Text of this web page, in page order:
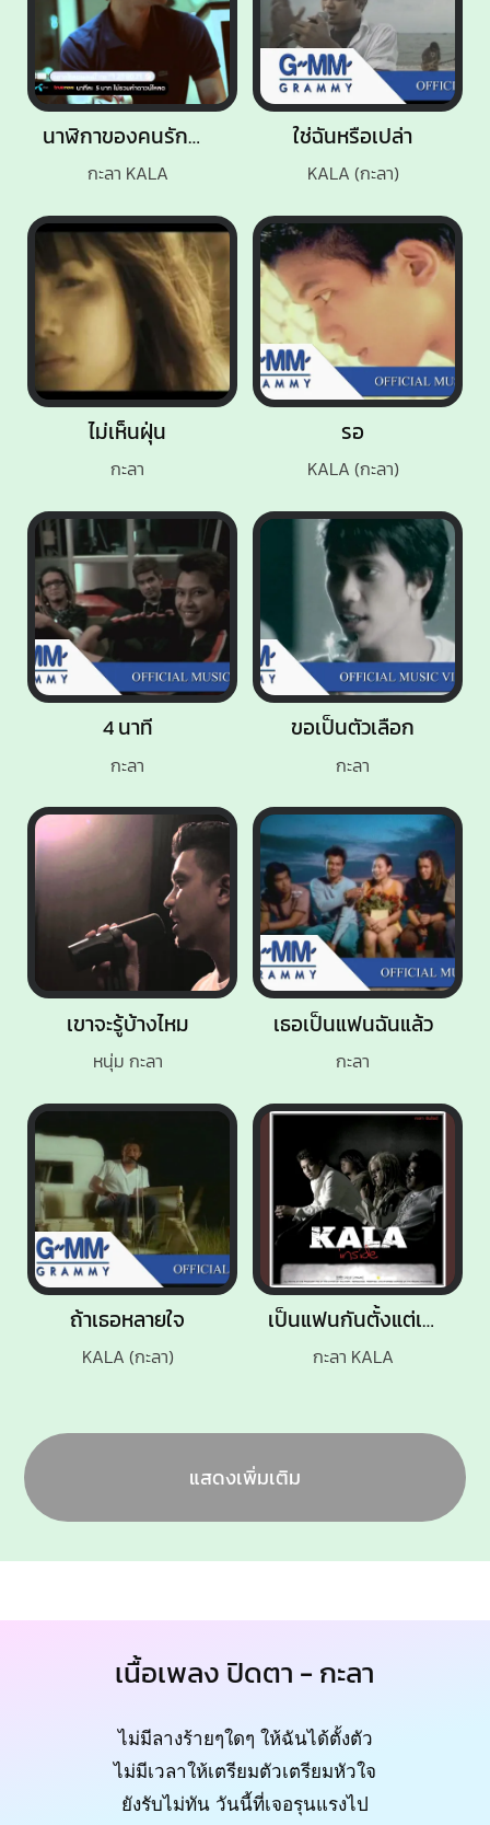
เธอเป็นแฟนฉันแล้ว
กะลา
ขอเป็นตัวเลือก
กะลา
ไม่เห็นฝุ่น
กะลา
4 นาที
กะลา
ใช่ฉันหรือเปล่า
KALA (กะลา)
เขาจะรู้บ้างไหม
หนุ่ม กะลา
รอ
KALA (กะลา)
ถ้าเธอหลายใจ
KALA (กะลา)
เป็นแฟนกันตั้งแต่เมื่อไหร่
กะลา KALA
นาฬิกาของคนรักกัน
กะลา KALA
แสดงเพิ่มเติม
เนื้อเพลง ปิดตา - กะลา
ไม่มีลางร้ายๆใดๆ ให้ฉันได้ตั้งตัว
ไม่มีเวลาให้เตรียมตัวเตรียมหัวใจ
ยังรับไม่ทัน วันนี้ที่เจอรุนแรงไป